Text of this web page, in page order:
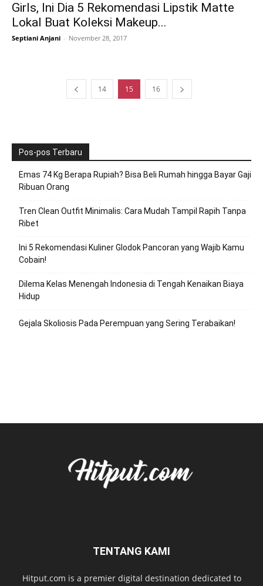
Girls, Ini Dia 5 Rekomendasi Lipstik Matte
Lokal Buat Koleksi Makeup...
Septiani Anjani - November 28, 2017
14 15 16
Pos-pos Terbaru
Emas 74 Kg Berapa Rupiah? Bisa Beli Rumah hingga Bayar Gaji
Ribuan Orang
Tren Clean Outfit Minimalis: Cara Mudah Tampil Rapih Tanpa
Ribet
Ini 5 Rekomendasi Kuliner Glodok Pancoran yang Wajib Kamu
Cobain!
Dilema Kelas Menengah Indonesia di Tengah Kenaikan Biaya
Hidup
Gejala Skoliosis Pada Perempuan yang Sering Terabaikan!
TENTANG KAMI
Hitput.com is a premier digital destination dedicated to